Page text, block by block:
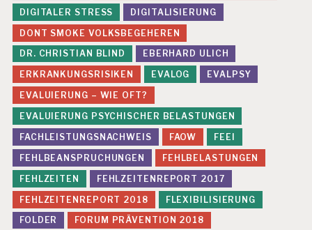
C
H
R
IS
T
I
A
N
B
LI
N
D
E
V
A
L
DIGITALER STRESS
DIGITALISIERUNG
DONT SMOKE VOLKSBEGEHEREN
DR. CHRISTIAN BLIND
EBERHARD ULICH
ERKRANKUNGSRISIKEN
EVALOG
EVALPSY
EVALUIERUNG – WIE OFT?
EVALUIERUNG PSYCHISCHER BELASTUNGEN
FACHLEISTUNGSNACHWEIS
FAOW
FEEI
FEHLBEANSPRUCHUNGEN
FEHLBELASTUNGEN
FEHLZEITEN
FEHLZEITENREPORT 2017
FEHLZEITENREPORT 2018
FLEXIBILISIERUNG
FOLDER
FORUM PRÄVENTION 2018